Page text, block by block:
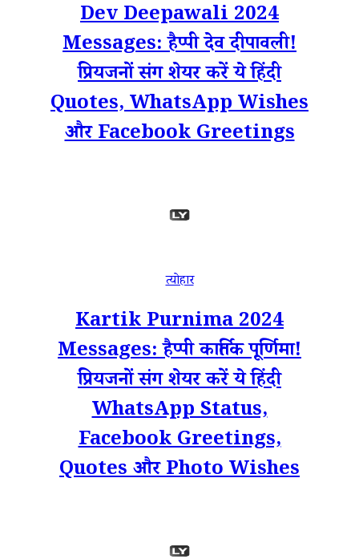
Dev Deepawali 2024
Messages: हैप्पी देव दीपावली!
प्रियजनों संग शेयर करें ये हिंदी
Quotes, WhatsApp Wishes
और Facebook Greetings
त्योहार
Kartik Purnima 2024
Messages: हैप्पी कार्तिक पूर्णिमा!
प्रियजनों संग शेयर करें ये हिंदी
WhatsApp Status,
Facebook Greetings,
Quotes और Photo Wishes